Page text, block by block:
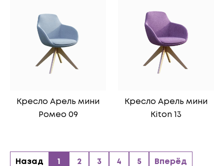
Кресло Арель мини
Ромео 09
Кресло Арель мини
Kiton 13
Назад 1 2 3 4 5 Вперёд